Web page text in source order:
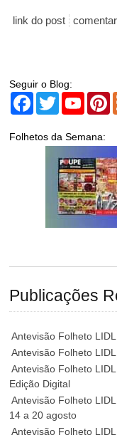
link do post comentar
Seguir o Blog:
Facebook
Twitter
Folhetos da Semana:
Publicações
Antevisão Folheto
Antevisão Folheto
Antevisão Folheto
Edição Digital
Antevisão Folheto
14 a 20 agosto
Antevisão Folheto